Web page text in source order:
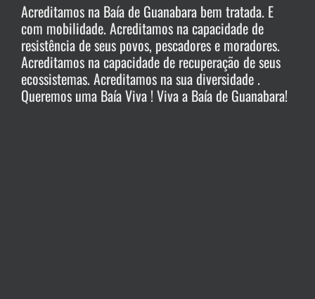
Acreditamos na Baía de Guanabara bem tratada. E
com mobilidade. Acreditamos na capacidade de
resistência de seus povos, pescadores e moradores.
Acreditamos na capacidade de recuperação de seus
ecossistemas. Acreditamos na sua diversidade .
Queremos uma Baía Viva ! Viva a Baía de Guanabara!